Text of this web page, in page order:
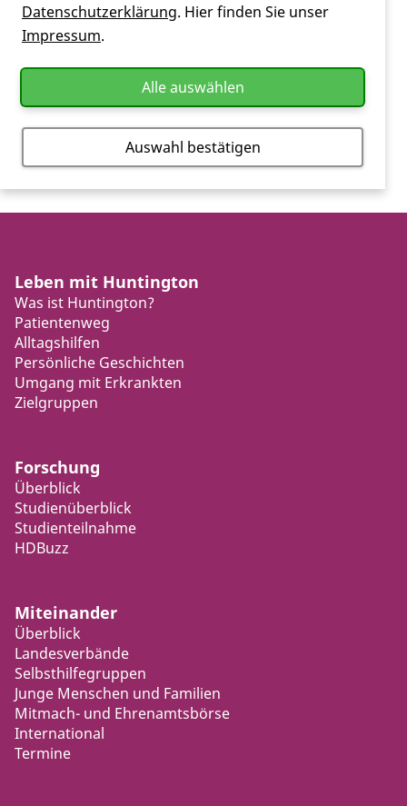
Leben mit Huntington
Was ist Huntington?
Patientenweg
Alltagshilfen
Persönliche Geschichten
Umgang mit Erkrankten
Zielgruppen
Forschung
Überblick
Studienüberblick
Studienteilnahme
HDBuzz
Miteinander
Überblick
Landesverbände
Selbsthilfegruppen
Junge Menschen und Familien
Mitmach- und Ehrenamtsbörse
International
Termine
Datenschutzerklärung. Hier finden Sie unser
Impressum.
Alle auswählen
Auswahl bestätigen